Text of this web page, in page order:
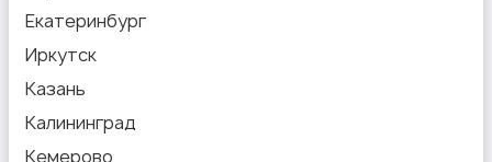
Екатеринбург
Иркутск
Казань
Калининград
Кемерово